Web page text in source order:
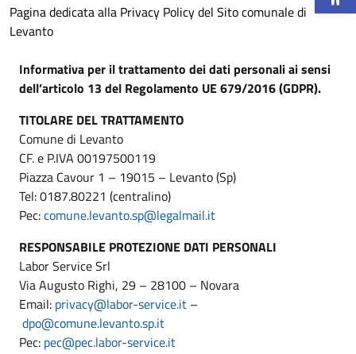
Pagina dedicata alla Privacy Policy del Sito comunale di
Levanto
Informativa per il trattamento dei dati personali ai sensi
dell’articolo 13 del Regolamento UE 679/2016 (GDPR).
TITOLARE DEL TRATTAMENTO
Comune di Levanto
CF. e P.IVA 00197500119
Piazza Cavour 1 – 19015 – Levanto (Sp)
Tel: 0187.80221 (centralino)
Pec:comune.levanto.sp@legalmail.it
RESPONSABILE PROTEZIONE DATI PERSONALI
Labor Service Srl
Via Augusto Righi, 29 – 28100 – Novara
Email: privacy@labor-service.it –
dpo@comune.levanto.sp.it
Pec: pec@pec.labor-service.it